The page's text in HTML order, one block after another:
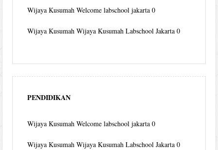
Wijaya Kusumah Welcome labschool jakarta 0
Wijaya Kusumah Wijaya Kusumah Labschool Jakarta 0
PENDIDIKAN
Wijaya Kusumah Welcome labschool jakarta 0
Wijaya Kusumah Wijaya Kusumah Labschool Jakarta 0